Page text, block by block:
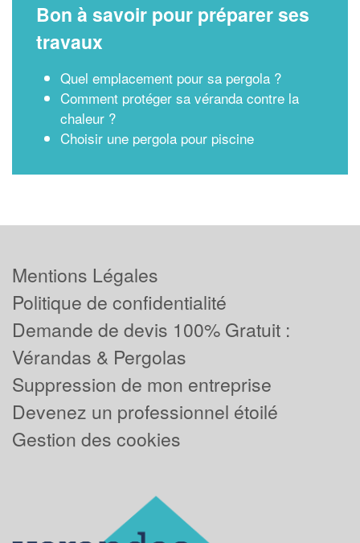
Bon à savoir pour préparer ses
travaux
Quel emplacement pour sa pergola ?
Comment protéger sa véranda contre la
chaleur ?
Choisir une pergola pour piscine
Mentions Légales
Politique de confidentialité
Demande de devis 100% Gratuit :
Vérandas & Pergolas
Suppression de mon entreprise
Devenez un professionnel étoilé
Gestion des cookies